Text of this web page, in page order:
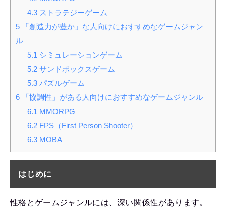
4.3ストラテジーゲーム
5 「創造力が豊か」な人向けにおすすめなゲームジャン
ル
5.1 シミュレーションゲーム
5.2サンドボックスゲーム
5.3パズルゲーム
6 「協調性」がある人向けにおすすめなゲームジャンル
6.1 MMORPG
6.2FPS（First Person Shooter）
6.3MOBA
はじめに
性格とゲームジャンルには、深い関係性があります。